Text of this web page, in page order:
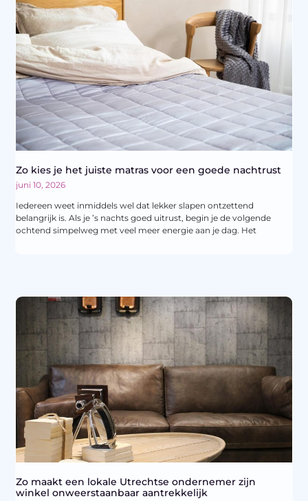
Zo kies je het juiste matras voor een goede nachtrust
juni 10, 2026
Iedereen weet inmiddels wel dat lekker slapen ontzettend
belangrijk is. Als je ’s nachts goed uitrust, begin je de volgende
ochtend simpelweg met veel meer energie aan je dag. Het
Zo maakt een lokale Utrechtse ondernemer zijn
winkel onweerstaanbaar aantrekkelijk